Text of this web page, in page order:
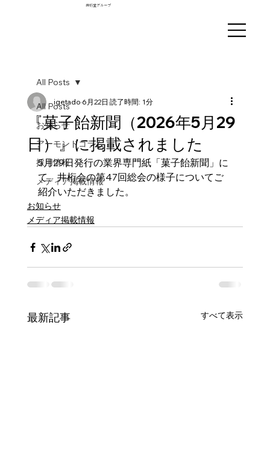
井桁堂グループ
All Posts
お知らせ
アーモンドコラム
採用情報
メディア掲載情報
All Posts
『菓子飴新聞（2026年5月29
日）』に掲載されました
igetado6月22日 読了時間: 1分
5月29日発行の業界専門紙「菓子飴新聞」に
て、井桁会の第47回総会の様子についてご
紹介いただきました。
お知らせ
メディア掲載情報
最新記事 すべて表示